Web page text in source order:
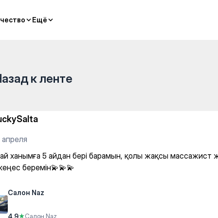
Ещё
Ещё
к ленте
апреля
ханымға 5 айдан бері барамын, қолы жақсы массажист
беремін💫💫💫
Салон Naz
4.9★Салон Naz